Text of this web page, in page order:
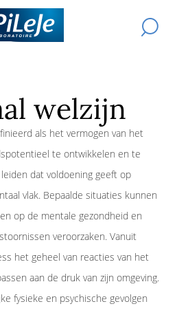
Een
welzijn
als het vermogen van het
te ontwikkelen en te
dat voldoening geeft op
vlak. Bepaalde situaties kunnen
op de mentale gezondheid en
veroorzaken. Vanuit
het geheel van reacties van het
aan de druk van zijn omgeving.
fysieke en psychische gevolgen